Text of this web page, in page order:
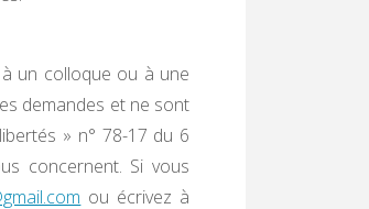
à un colloque ou à une
demandes et ne sont
» n° 78-17 du 6
concernent. Si vous
ou écrivez à